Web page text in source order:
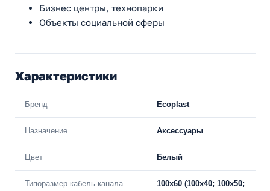
Бизнес центры, технопарки
Объекты социальной сферы
Характеристики
Бренд Ecoplast
Назначение Аксессуары
Цвет Белый
Типоразмер кабель-канала
100х60 (100х40; 100х50;